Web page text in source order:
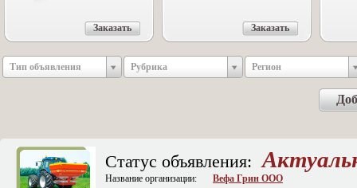
Заказать Заказать
Тип объявления Рубрика Регион
Статус объявления:
Название организации: Вефа Грин ООО